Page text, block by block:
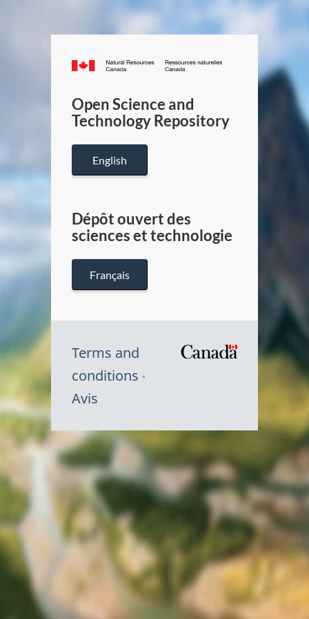
Canada.ca
/
Canada
Open Science and
Technology Repository
English
Dépôt ouvert des
sciences et technologie
Français
Terms and
conditions
Avis
Canada